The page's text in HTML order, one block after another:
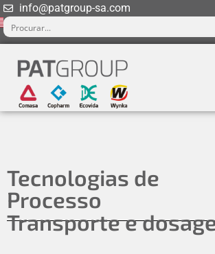
info@patgroup-sa.com
Tecnologias de
Processo
Transporte e